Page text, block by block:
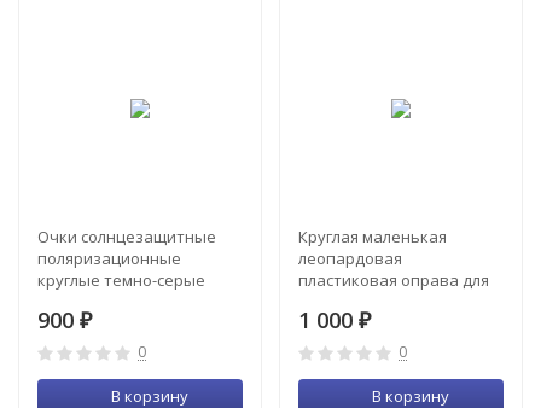
Очки солнцезащитные
поляризационные
круглые темно-серые
900 ₽
0
В корзину
Круглая маленькая
леопардовая
пластиковая оправа для
1 000 ₽
0
В корзину